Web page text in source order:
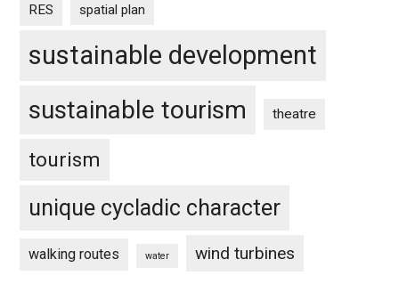
RES spatial plan
sustainable development
sustainable tourism theatre
tourism
unique cycladic character
walking routes water wind turbines